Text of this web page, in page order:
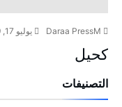
يوليو 17, 2019
كحيل
التصنيفات